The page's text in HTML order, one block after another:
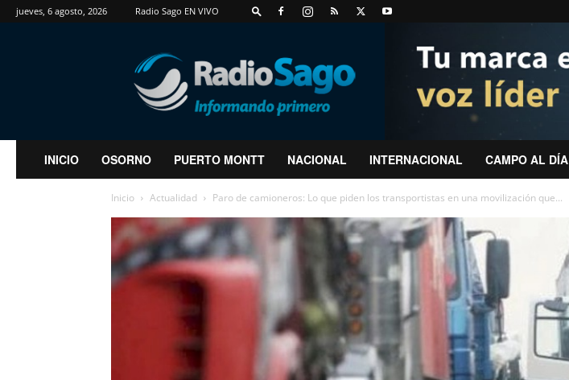
jueves, 6 agosto, 2026 Radio Sago EN VIVO
RadioSago
INICIO OSORNO PUERTO MONTT NACIONAL INTERNACIONAL CAMPO AL DÍA
Inicio Actualidad Paro de camioneros: Lo que piden los transportistas en una movilización que...